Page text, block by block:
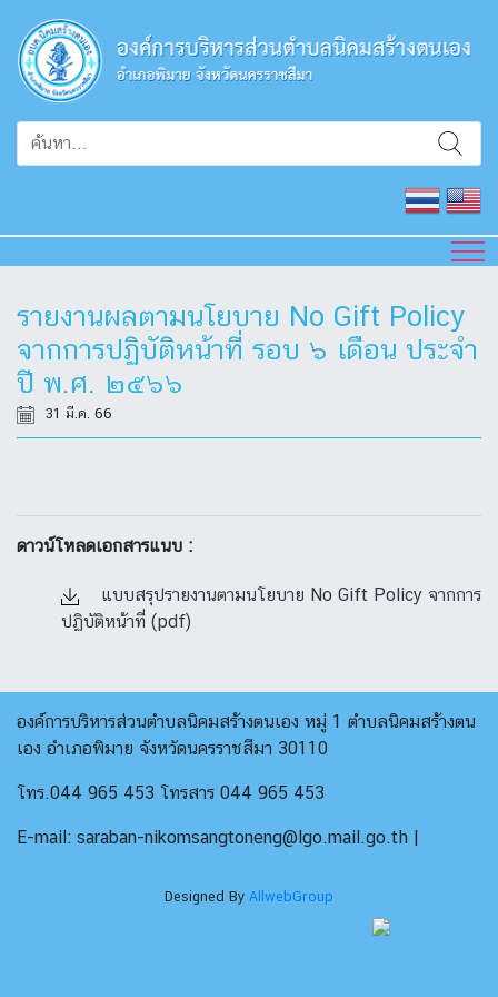
รายงานผลตามนโยบาย No Gift Policy
จากการปฏิบัติหน้าที่ รอบ ๖ เดือน ประจำ
ปี พ.ศ. ๒๕๖๖
31 มี.ค. 66
ดาวน์โหลดเอกสารแนบ :
แบบสรุปรายงานตามนโยบาย No Gift Policy จากการ
ปฏิบัติหน้าที่ (pdf)
องค์การบริหารส่วนตำบลนิคมสร้างตนเอง หมู่ 1 ตำบลนิคมสร้างตน
เอง อำเภอพิมาย จังหวัดนครราชสีมา 30110
โทร.044 965 453 โทรสาร 044 965 453
E-mail: saraban-nikomsangtoneng@lgo.mail.go.th |
Designed By AllwebGroup